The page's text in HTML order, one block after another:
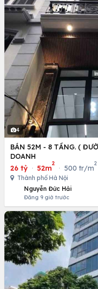
4
BÁN 52M - 8 TẦNG. (
DOANH
26 tỷ · 52m
2
· 500 tr/m
2
Thành phố Hà Nội
Nguyễn Đức Hải
Đăng 9 giờ trước